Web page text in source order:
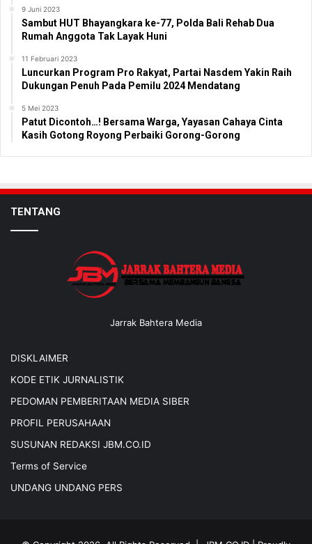
9 Juni 2023
Sambut HUT Bhayangkara ke-77, Polda Bali Rehab Dua
Rumah Anggota Tak Layak Huni
11 Februari 2023
Luncurkan Program Pro Rakyat, Partai Nasdem Yakin Raih
Dukungan Penuh Pada Pemilu 2024 Mendatang
5 Mei 2023
Patut Dicontoh…! Bersama Warga, Yayasan Cahaya Cinta
Kasih Gotong Royong Perbaiki Gorong-Gorong
TENTANG
Jarrak Bahtera Media
DISKLAIMER
KODE ETIK JURNALISTIK
PEDOMAN PEMBERITAAN MEDIA SIBER
PROFIL PERUSAHAAN
SUSUNAN REDAKSI JBM.CO.ID
Terms of Service
UNDANG UNDANG PERS